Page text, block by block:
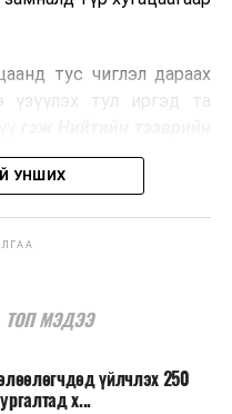
дулаан, цахилгаан
технологийг лагийн
тус чиглэл дараах
үзүүлэх тул иргэд та
УНШИХ
ТОП МЭДЭЭ
үйлчлэх 250
х...